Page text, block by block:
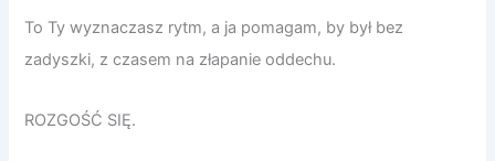
To Ty wyznaczasz rytm, a ja pomagam, by był bez
zadyszki, z czasem na złapanie oddechu.
ROZGOŚĆ SIĘ.